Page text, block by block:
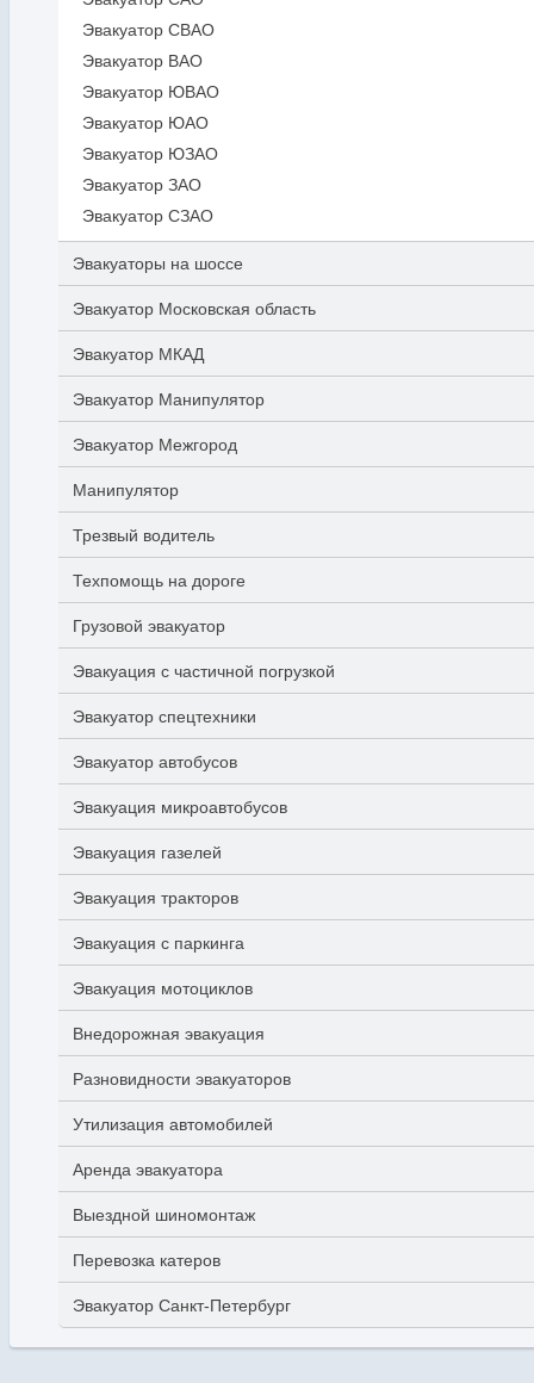
Эвакуатор СВАО
Эвакуатор ВАО
Эвакуатор ЮВАО
Эвакуатор ЮАО
Эвакуатор ЮЗАО
Эвакуатор ЗАО
Эвакуатор СЗАО
Эвакуаторы на шоссе
Эвакуатор Московская область
Эвакуатор МКАД
Эвакуатор Манипулятор
Эвакуатор Межгород
Манипулятор
Трезвый водитель
Техпомощь на дороге
Грузовой эвакуатор
Эвакуация с частичной погрузкой
Эвакуатор спецтехники
Эвакуатор автобусов
Эвакуация микроавтобусов
Эвакуация газелей
Эвакуация тракторов
Эвакуация с паркинга
Эвакуация мотоциклов
Внедорожная эвакуация
Разновидности эвакуаторов
Утилизация автомобилей
Аренда эвакуатора
Выездной шиномонтаж
Перевозка катеров
Эвакуатор Санкт-Петербург